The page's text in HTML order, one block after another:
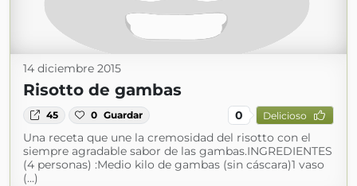
14 diciembre 2015
Risotto de gambas
45 0 Guardar 0 Delicioso
Una receta que une la cremosidad del risotto con el
siempre agradable sabor de las gambas.INGREDIENTES
(4 personas) :Medio kilo de gambas (sin cáscara)1 vaso
(...)